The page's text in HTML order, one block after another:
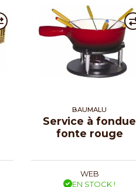
BAUMALU
Service à fondue
fonte rouge
WEB
EN STOCK !